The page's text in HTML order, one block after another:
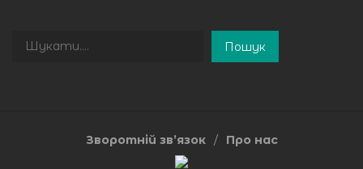
Пошук
Пошук
Зворотній зв’язок Про нас